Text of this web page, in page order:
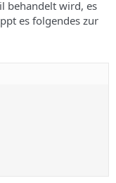
behandelt wird, es
es folgendes zur